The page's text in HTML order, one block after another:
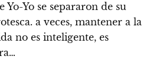
Yo-Yo se separaron de su
a veces, mantener a la
no es inteligente, es